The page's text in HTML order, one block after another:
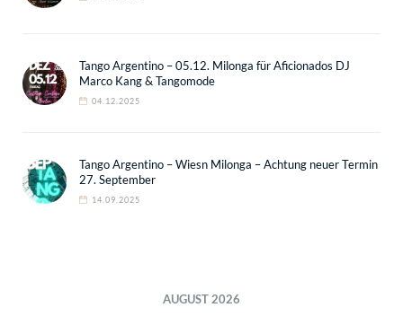
Tango Argentino – 05.12. Milonga für Aficionados DJ
Marco Kang & Tangomode
04.12.2025
Tango Argentino – Wiesn Milonga – Achtung neuer Termin
27. September
14.09.2025
AUGUST 2026